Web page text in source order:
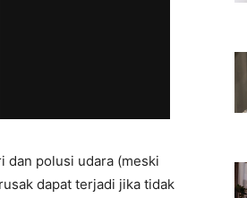
dan polusi udara (meski
dapat terjadi jika tidak